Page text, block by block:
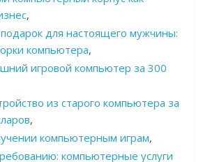
,
для настоящего мужчины:
компьютера,
игровой компьютер за 300
из старого компьютера за
,
компьютерным играм,
компьютерные услуги